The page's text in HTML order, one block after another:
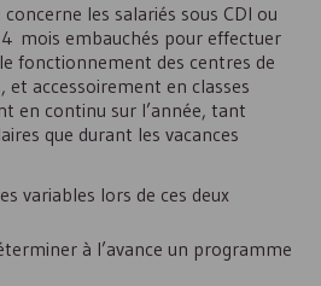
les salariés sous CDI ou
mois embauchés pour effectuer
fonctionnement des centres de
et accessoirement en classes
en continu sur l’année, tant
que durant les vacances
variables lors de ces deux
à l’avance un programme